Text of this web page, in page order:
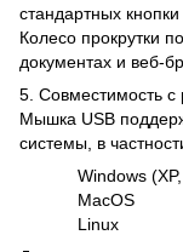
стандартных
Колесо прокрутки
документах и веб-
5. Совместимость
Мышка USB
системы, в
Windows
MacOS
Linux